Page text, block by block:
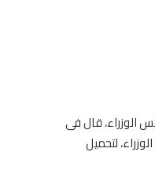
الوزراء، قال فى
لتحميل